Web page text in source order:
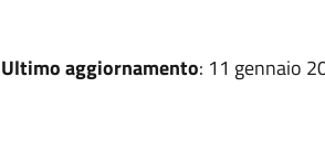
Ultimo aggiornamento: 11 gennaio